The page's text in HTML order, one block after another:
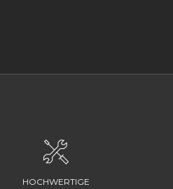
HOCHWERTIGE